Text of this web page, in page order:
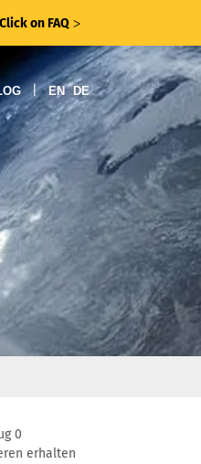
Click on FAQ ᐳ
| EN DE
0
erhalten